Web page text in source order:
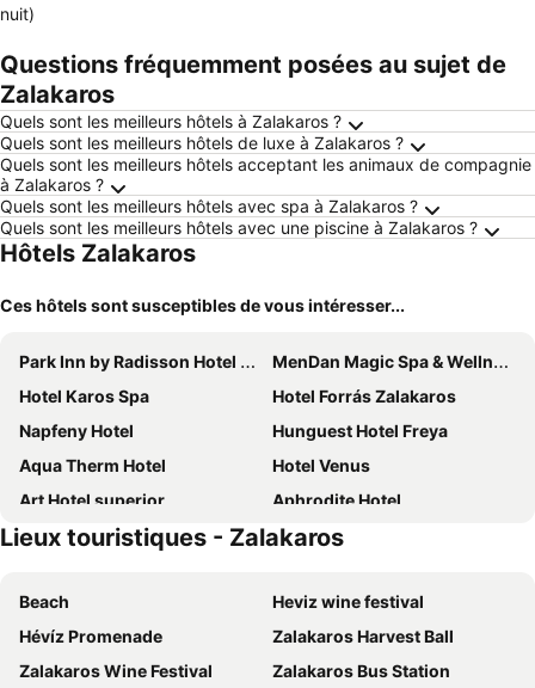
nuit)
Questions fréquemment posées au sujet de
Zalakaros
Quels sont les meilleurs hôtels à Zalakaros ?
Quels sont les meilleurs hôtels de luxe à Zalakaros ?
Quels sont les meilleurs hôtels acceptant les animaux de compagnie
à Zalakaros ?
Quels sont les meilleurs hôtels avec spa à Zalakaros ?
Quels sont les meilleurs hôtels avec une piscine à Zalakaros ?
Hôtels Zalakaros
Ces hôtels sont susceptibles de vous intéresser...
Park Inn by Radisson Hotel Zalakaros Hotel & Spa
MenDan Magic Spa & Wellness Hotel
Hotel Karos Spa
Hotel Forrás Zalakaros
Napfeny Hotel
Hunguest Hotel Freya
Aqua Therm Hotel
Hotel Venus
Art Hotel superior
Aphrodite Hotel
Hotel Vital
Belenus Thermalhotel
Liget Vendégház
Maróni Ház
Villa Zala
Hubertus Vadászház
Napsugár Vendégház
Termálvölgy Vendégház
Lieux touristiques - Zalakaros
Beach
Heviz wine festival
Hévíz Promenade
Zalakaros Harvest Ball
Zalakaros Wine Festival
Zalakaros Bus Station